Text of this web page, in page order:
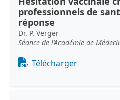
professionnels de
réponse
Dr. P. Verger
Séance de l’Académie de
Document
Télécharger